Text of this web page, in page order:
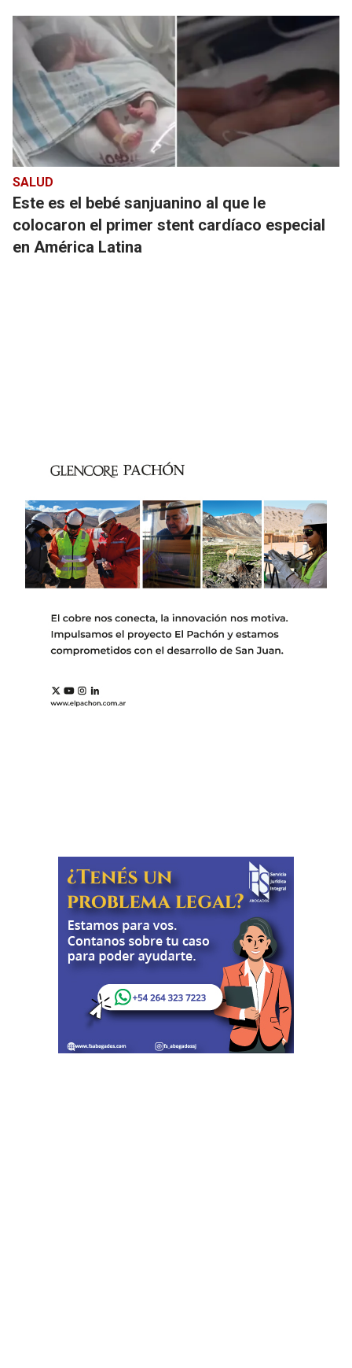
SALUD
Este es el bebé sanjuanino al que le
colocaron el primer stent cardíaco especial
en América Latina